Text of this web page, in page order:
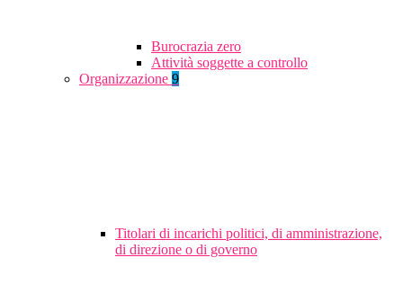
Burocrazia zero
Attività soggette a controllo
Organizzazione 9
Titolari di incarichi politici, di amministrazione,
di direzione o di governo